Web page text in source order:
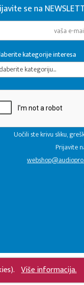
Više informacija.
se na
kategorije interesa
kategoriju...
Uočili ste krivu sliku,
Prijavite